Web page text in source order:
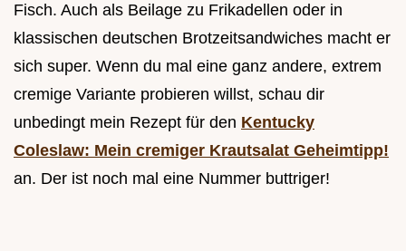
Fisch. Auch als Beilage zu Frikadellen oder in
klassischen deutschen Brotzeitsandwiches macht er
sich super. Wenn du mal eine ganz andere, extrem
cremige Variante probieren willst, schau dir
unbedingt mein Rezept für den Kentucky
Coleslaw: Mein cremiger Krautsalat Geheimtipp!
an. Der ist noch mal eine Nummer buttriger!